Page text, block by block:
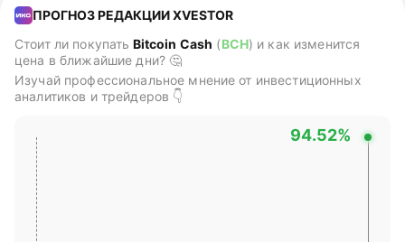
ПРОГНОЗ РЕДАКЦИИ XVESTOR
Стоит ли покупать Bitcoin Cash (BCH) и как изменится
цена в ближайшие дни? 🤔
Изучай профессиональное мнение от инвестиционных
аналитиков и трейдеров 👇
94.52%